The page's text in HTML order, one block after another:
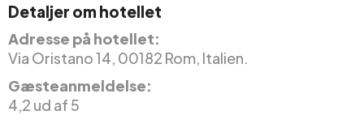
Detaljer om hotellet
Adresse på hotellet:
Via Oristano 14, 00182 Rom, Italien.
Gæsteanmeldelse:
4,2 ud af 5